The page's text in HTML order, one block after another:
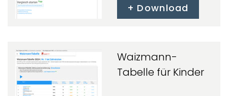
Download
Waizmann-
Tabelle für Kinder